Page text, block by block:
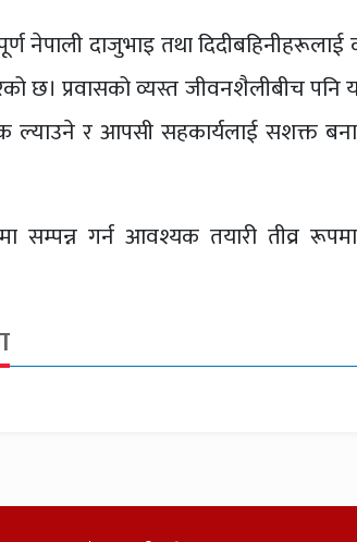
नेपाली दाजुभाइ तथा दिदीबहिनीहरूलाई
छ। प्रवासको व्यस्त जीवनशैलीबीच पनि
ल्याउने र आपसी सहकार्यलाई सशक्त
सम्पन्न गर्न आवश्यक तयारी तीव्र